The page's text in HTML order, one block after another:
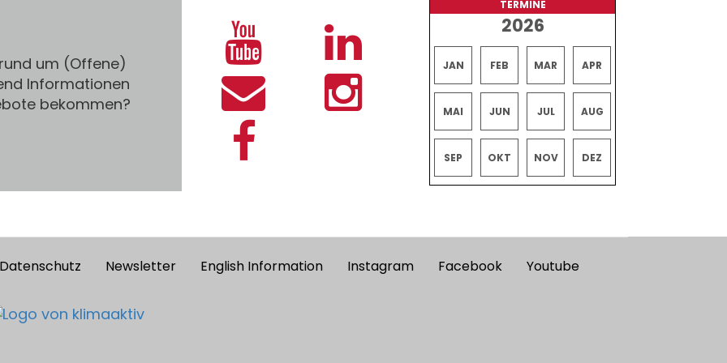
um (Offene)
Informationen
bekommen?
TERMINE
2026
JAN FEB MAR APR
MAI JUN JUL AUG
SEP OKT NOV DEZ
Datenschutz Newsletter English Information Instagram Facebook Youtube